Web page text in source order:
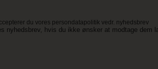
du vores persondatapolitik vedr. nyhedsbrev
nyhedsbrev, hvis du ikke ønsker at modtage dem